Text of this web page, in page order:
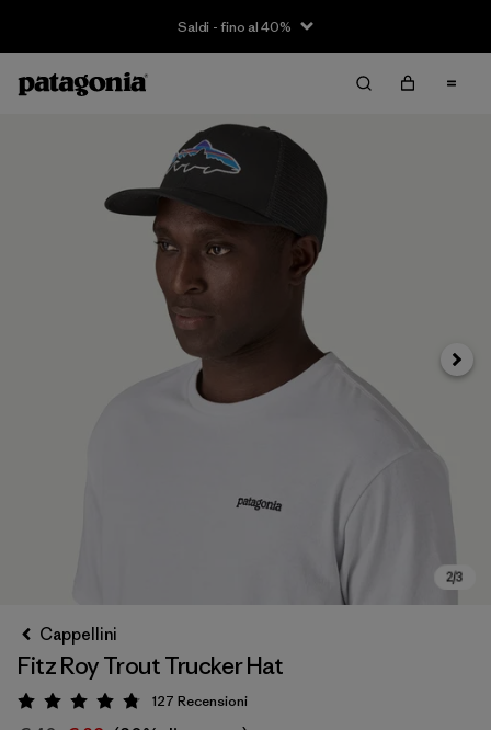
Saldi - fino al 40%
Avanti
Cappellini
Fitz Roy Trout Trucker Hat
Valutazione: 4.8 / 5
127 Recensioni